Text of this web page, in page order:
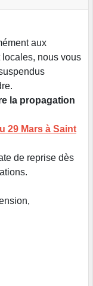
aux
nous vous
la propagation
29 Mars à Saint
de reprise dès